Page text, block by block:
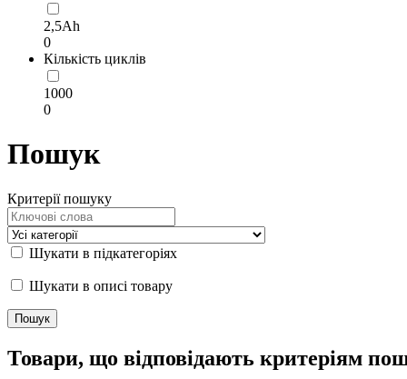
2,5Ah
0
Кількість циклів
1000
0
Пошук
Критерії пошуку
Шукати в підкатегоріях
Шукати в описі товару
Товари, що відповідають критеріям